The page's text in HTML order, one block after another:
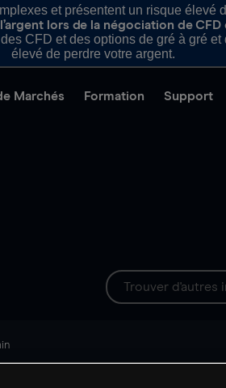
et présentent un risque élevé
lors de la négociation de
CFD et des options de gré à gré
élevé de perdre votre argent.
Marchés Formation Support